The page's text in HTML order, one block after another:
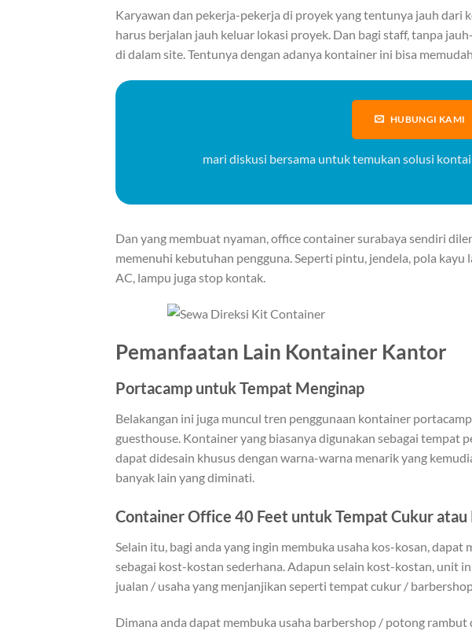
Karyawan dan pekerja-pekerja di proyek yang tentunya jauh
harus berjalan jauh keluar lokasi proyek. Dan bagi staff, tanpa
di dalam site. Tentunya dengan adanya kontainer ini bisa
HUBUNGI KAMI
mari diskusi bersama untuk temukan solusi
Dan yang membuat nyaman, office container surabaya sendiri
memenuhi kebutuhan pengguna. Seperti pintu, jendela, pola kayu
AC, lampu juga stop kontak.
Pemanfaatan Lain Kontainer Kantor
Portacamp untuk Tempat Menginap
Belakangan ini juga muncul tren penggunaan kontainer
guesthouse. Kontainer yang biasanya digunakan sebagai tempat
dapat didesain khusus dengan warna-warna menarik yang
banyak lain yang diminati.
Container Office 40 Feet untuk Tempat Cukur atau
Selain itu, bagi anda yang ingin membuka usaha kos-kosan,
sebagai kost-kostan sederhana. Adapun selain kost-kostan, unit
jualan / usaha yang menjanjikan seperti tempat cukur /
Dimana anda dapat membuka usaha barbershop / potong rambut